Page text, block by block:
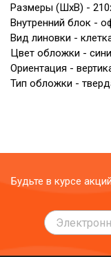
Размеры (ШxВ) -
Внутренний блок -
Вид линовки -
Цвет обложки -
Ориентация -
Тип обложки -
Будьте в курсе